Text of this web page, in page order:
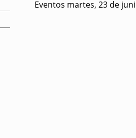
Eventos martes, 23 de